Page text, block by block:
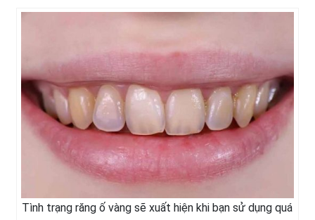
Tình trạng răng ố vàng sẽ xuất hiện khi bạn sử dụng quá